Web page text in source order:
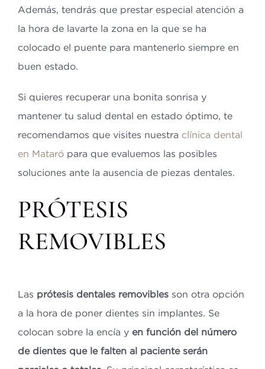
Además, tendrás que prestar especial atención a
la hora de lavarte la zona en la que se ha
colocado el puente para mantenerlo siempre en
buen estado.
Si quieres recuperar una bonita sonrisa y
mantener tu salud dental en estado óptimo, te
recomendamos que visites nuestra clínica dental
en Matarópara que evaluemos las posibles
soluciones ante la ausencia de piezas dentales.
PRÓTESIS
REMOVIBLES
Las prótesis dentales removiblesson otra opción
a la hora de poner dientes sin implantes. Se
colocan sobre la encía y en función del número
de dientes que le falten al paciente serán